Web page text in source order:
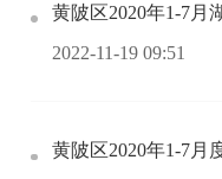
黄陂区2020年1-7月
2022-11-19 09:51
黄陂区2020年1-7月